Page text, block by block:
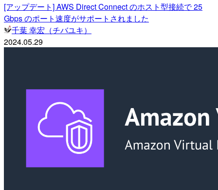
[アップデート] AWS Direct Connect のホスト型接続で 25
Gbps のポート速度がサポートされました
千葉 幸宏（チバユキ）
2024.05.29